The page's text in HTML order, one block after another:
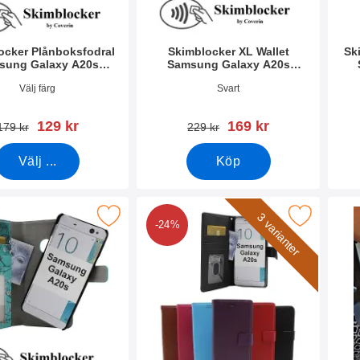
Plånboksfodral
Galaxy A20s
Välj färg
tidigare pris
kr rea pris
129 kr
Välj ...
Skimblocker XL Wallet
Samsung Galaxy A20s
Svart
tidigare pris
229 kr rea pris
169 kr
Köp
Art.
Designwallet Samsung Galaxy A20s (A207F/DS) som favorit
3 varianter
-24%
Makera new Standcase Wallet Samsung Galaxy